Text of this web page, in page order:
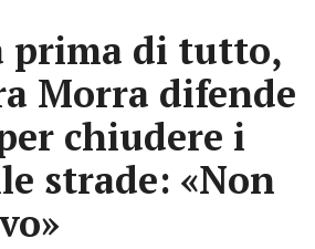
prima di tutto,
Morra difende
chiudere i
strade: «Non